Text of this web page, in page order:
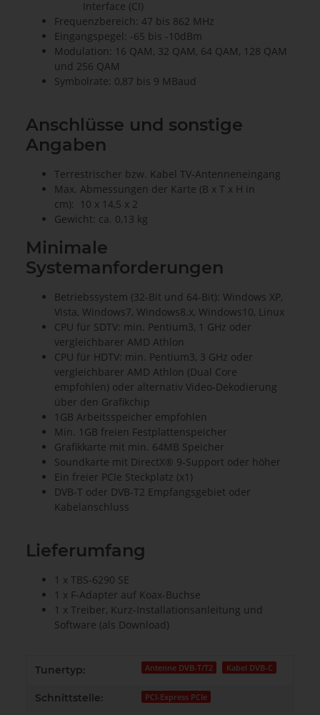
Interface (CI)
Frequenzbereich: 47 bis 862 MHz
Eingangspegel: -65 bis -10dBm
Modulation: 16 QAM, 32 QAM, 64 QAM, 128 QAM
und 256 QAM
Symbolrate: 0,87 bis 9 MBaud
Anschlüsse und sonstige
Angaben
Terrestrischer bzw. Kabel TV-Antenneneingang
Max. Abmessungen der Karte (B x T x H in
cm): 10 x 14,5 x 2
Gewicht: ca. 0,13 kg
Minimale
Systemanforderungen
Betriebssystem (32-Bit und 64-Bit): Windows XP,
Vista, Windows7, Windows8.x, Windows10, Linux
CPU für SDTV: min. Pentium3, 1 GHz oder
vergleichbarer AMD Athlon
CPU für HDTV: min. Pentium3, 3 GHz oder
vergleichbarer AMD Athlon (Dual Core
empfohlen) oder alternativ Video-Dekodierung
über den Grafikchip
1GB Arbeitsspeicher empfohlen
Min. 1GB freien Festplattenspeicher
Grafikkarte mit min. 64MB Speicher
Soundkarte mit DirectX® 9-Support oder höher
Ein freier PCIe Steckplatz (x1)
DVB-T oder DVB-T2 Empfangsgebiet oder
Kabelanschluss
Lieferumfang
1 x TBS-6290 SE
1 x F-Adapter auf Koax-Buchse
1 x Treiber, Kurz-Installationsanleitung und
Software (als Download)
Tunertyp: Antenne DVB-T/T2 Kabel DVB-C
Schnittstelle: PCI-Express PCIe